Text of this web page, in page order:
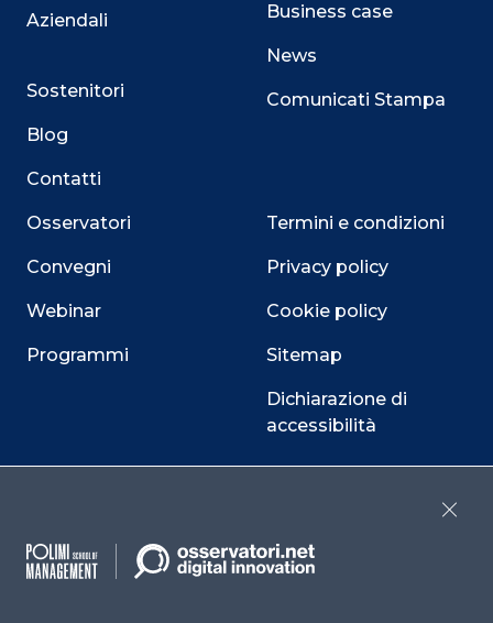
Aziendali
Sostenitori
Blog
Contatti
Osservatori
Convegni
Webinar
Programmi
Business case
News
Comunicati Stampa
Termini e condizioni
Privacy policy
Cookie policy
Sitemap
Dichiarazione di
accessibilità